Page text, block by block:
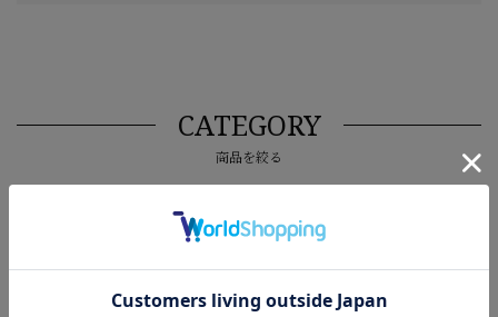
CATEGORY
商品を絞る
7分丈 ノースリーブ